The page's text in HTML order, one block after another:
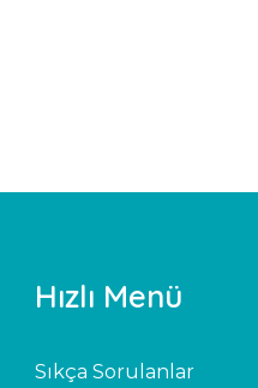
Hızlı Menü
Sıkça Sorulanlar